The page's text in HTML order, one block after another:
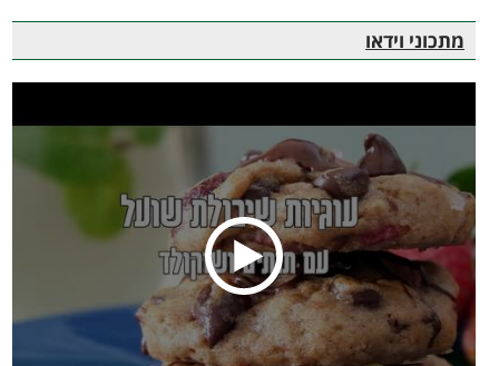
מתכוני וידאו